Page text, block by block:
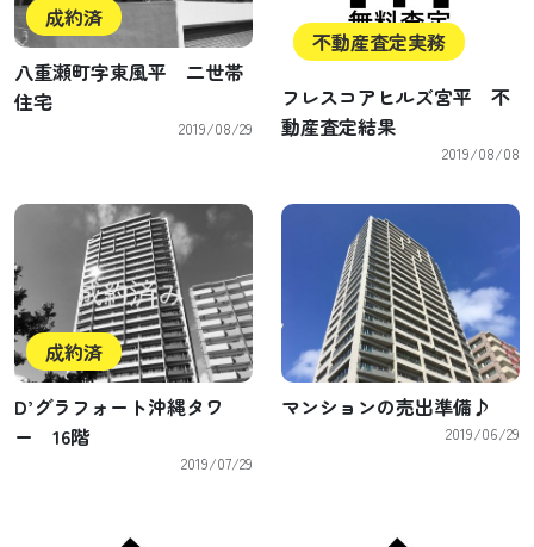
成約済
八重瀬町字東風平 二世帯
住宅
2019/08/29
不動産査定実務
フレスコアヒルズ宮平 不
動産査定結果
2019/08/08
成約済
D’グラフォート沖縄タワ
ー 16階
2019/07/29
マンションの売出準備♪
2019/06/29